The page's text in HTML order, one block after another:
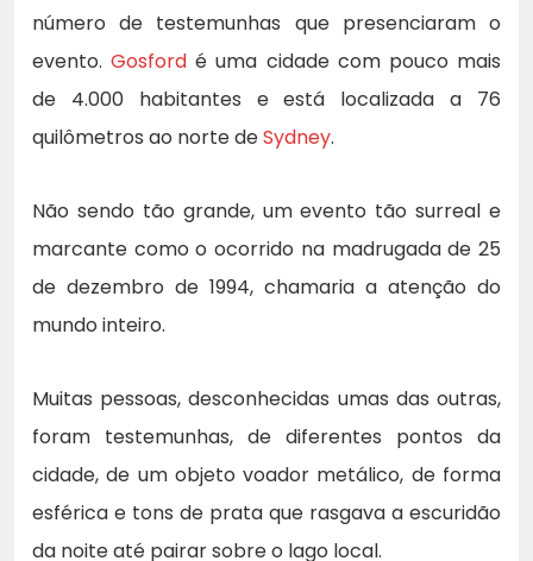
número de testemunhas que presenciaram o
evento.Gosford é uma cidade com pouco mais
de 4.000 habitantes e está localizada a 76
quilômetros ao norte deSydney.
Não sendo tão grande, um evento tão surreal e
marcante como o ocorrido na madrugada de 25
de dezembro de 1994, chamaria a atenção do
mundo inteiro.
Muitas pessoas, desconhecidas umas das outras,
foram testemunhas, de diferentes pontos da
cidade, de um objeto voador metálico, de forma
esférica e tons de prata que rasgava a escuridão
da noite até pairar sobre o lago local.